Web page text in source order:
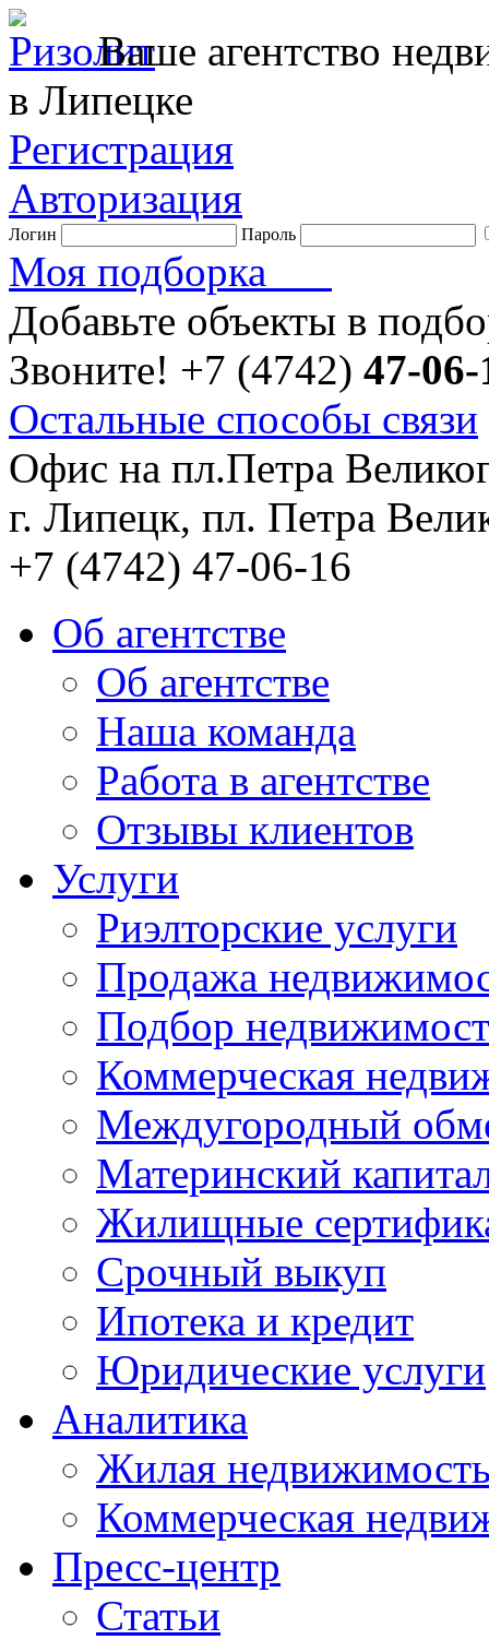
Ваше агентство
в Липецке
Регистрация
Авторизация
Логин Пароль
Моя подборка
Добавьте объекты в
Звоните! +7 (4742) 47-06-
Остальные способы связи
Офис на пл.Петра
г. Липецк, пл. Петра
+7 (4742) 47-06-16
Об агентстве
Об агентстве
Наша команда
Работа в агентстве
Отзывы клиентов
Услуги
Риэлторские услуги
Продажа
Подбор
Коммерческая
Междугородный
Материнский
Жилищные
Срочный выкуп
Ипотека и кредит
Юридические услуги
Аналитика
Жилая
Коммерческая
Пресс-центр
Статьи